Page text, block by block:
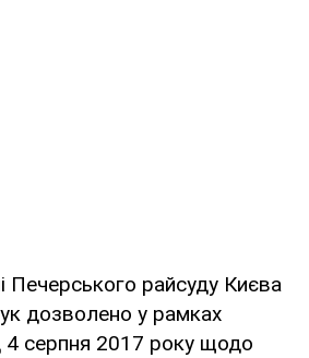
Печерського райсуду Києва
дозволено у рамках
4 серпня 2017 року щодо